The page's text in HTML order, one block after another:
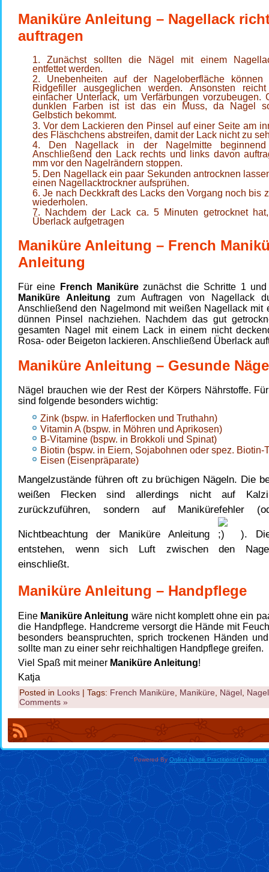
Maniküre Anleitung – Nagellack
auftragen
Zunächst sollten die Nägel mit einem
entfettet werden.
Unebenheiten auf der Nageloberfläche können
Ridgefiller ausgeglichen werden. Ansonsten
einfacher Unterlack, um Verfärbungen vorzubeugen.
dunklen Farben ist ist das ein Muss, da Nagel
Gelbstich bekommt.
Vor dem Lackieren den Pinsel auf einer Seite am
des Fläschchens abstreifen, damit der Lack nicht zu
Den Nagellack in der Nagelmitte beginnend
Anschließend den Lack rechts und links davon
mm vor den Nagelrändern stoppen.
Den Nagellack ein paar Sekunden antrocknen
einen Nagellacktrockner aufsprühen.
Je nach Deckkraft des Lacks den Vorgang noch bis
wiederholen.
Nachdem der Lack ca. 5 Minuten getrocknet
Überlack aufgetragen
Maniküre Anleitung – French
Anleitung
Für eine French Maniküre zunächst die Schritte 1
Maniküre Anleitung zum Auftragen von Nagellack
Anschließend den Nagelmond mit weißen Nagellack mit
dünnen Pinsel nachziehen. Nachdem das gut
gesamten Nagel mit einem Lack in einem nicht
Rosa- oder Beigeton lackieren. Anschließend Überlack
Maniküre Anleitung – Gesunde
Nägel brauchen wie der Rest der Körpers Nährstoffe.
sind folgende besonders wichtig:
Zink (bspw. in Haferflocken und Truthahn)
Vitamin A (bspw. in Möhren und Aprikosen)
B-Vitamine (bspw. in Brokkoli und Spinat)
Biotin (bspw. in Eiern, Sojabohnen oder spez. Biotin-
Eisen (Eisenpräparate)
Mangelzustände führen oft zu brüchigen Nägeln. Die
weißen Flecken sind allerdings nicht auf
zurückzuführen, sondern auf Manikürefehler
Nichtbeachtung der Maniküre Anleitung
).
entstehen, wenn sich Luft zwischen den
einschließt.
Maniküre Anleitung – Handpflege
Eine Maniküre Anleitung wäre nicht komplett ohne ein
die Handpflege. Handcreme versorgt die Hände mit
besonders beanspruchten, sprich trockenen Händen
sollte man zu einer sehr reichhaltigen Handpflege greifen.
Viel Spaß mit meiner Maniküre Anleitung!
Katja
Posted in Looks | Tags: French Maniküre Maniküre Nägel
Comments »
Powered By Online Nurse Practitioner Programs